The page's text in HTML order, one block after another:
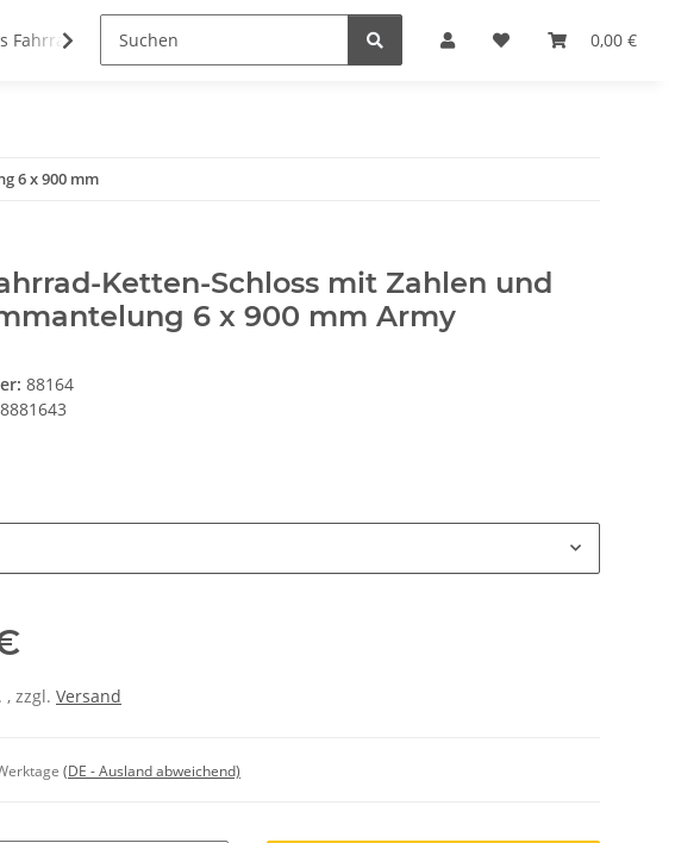
0,00 €
Fahrradzubehör
6 x 900 mm
Ketten-Schloss mit Zahlen und
6 x 900 mm Army
88164
, zzgl. Versand
(DE - Ausland abweichend)